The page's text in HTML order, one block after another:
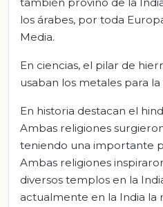
los árabes, por toda
Media.
En ciencias, el pilar de
usaban los metales para
En historia destacan el
Ambas religiones
teniendo una importante
Ambas religiones
diversos templos en la
actualmente en la India